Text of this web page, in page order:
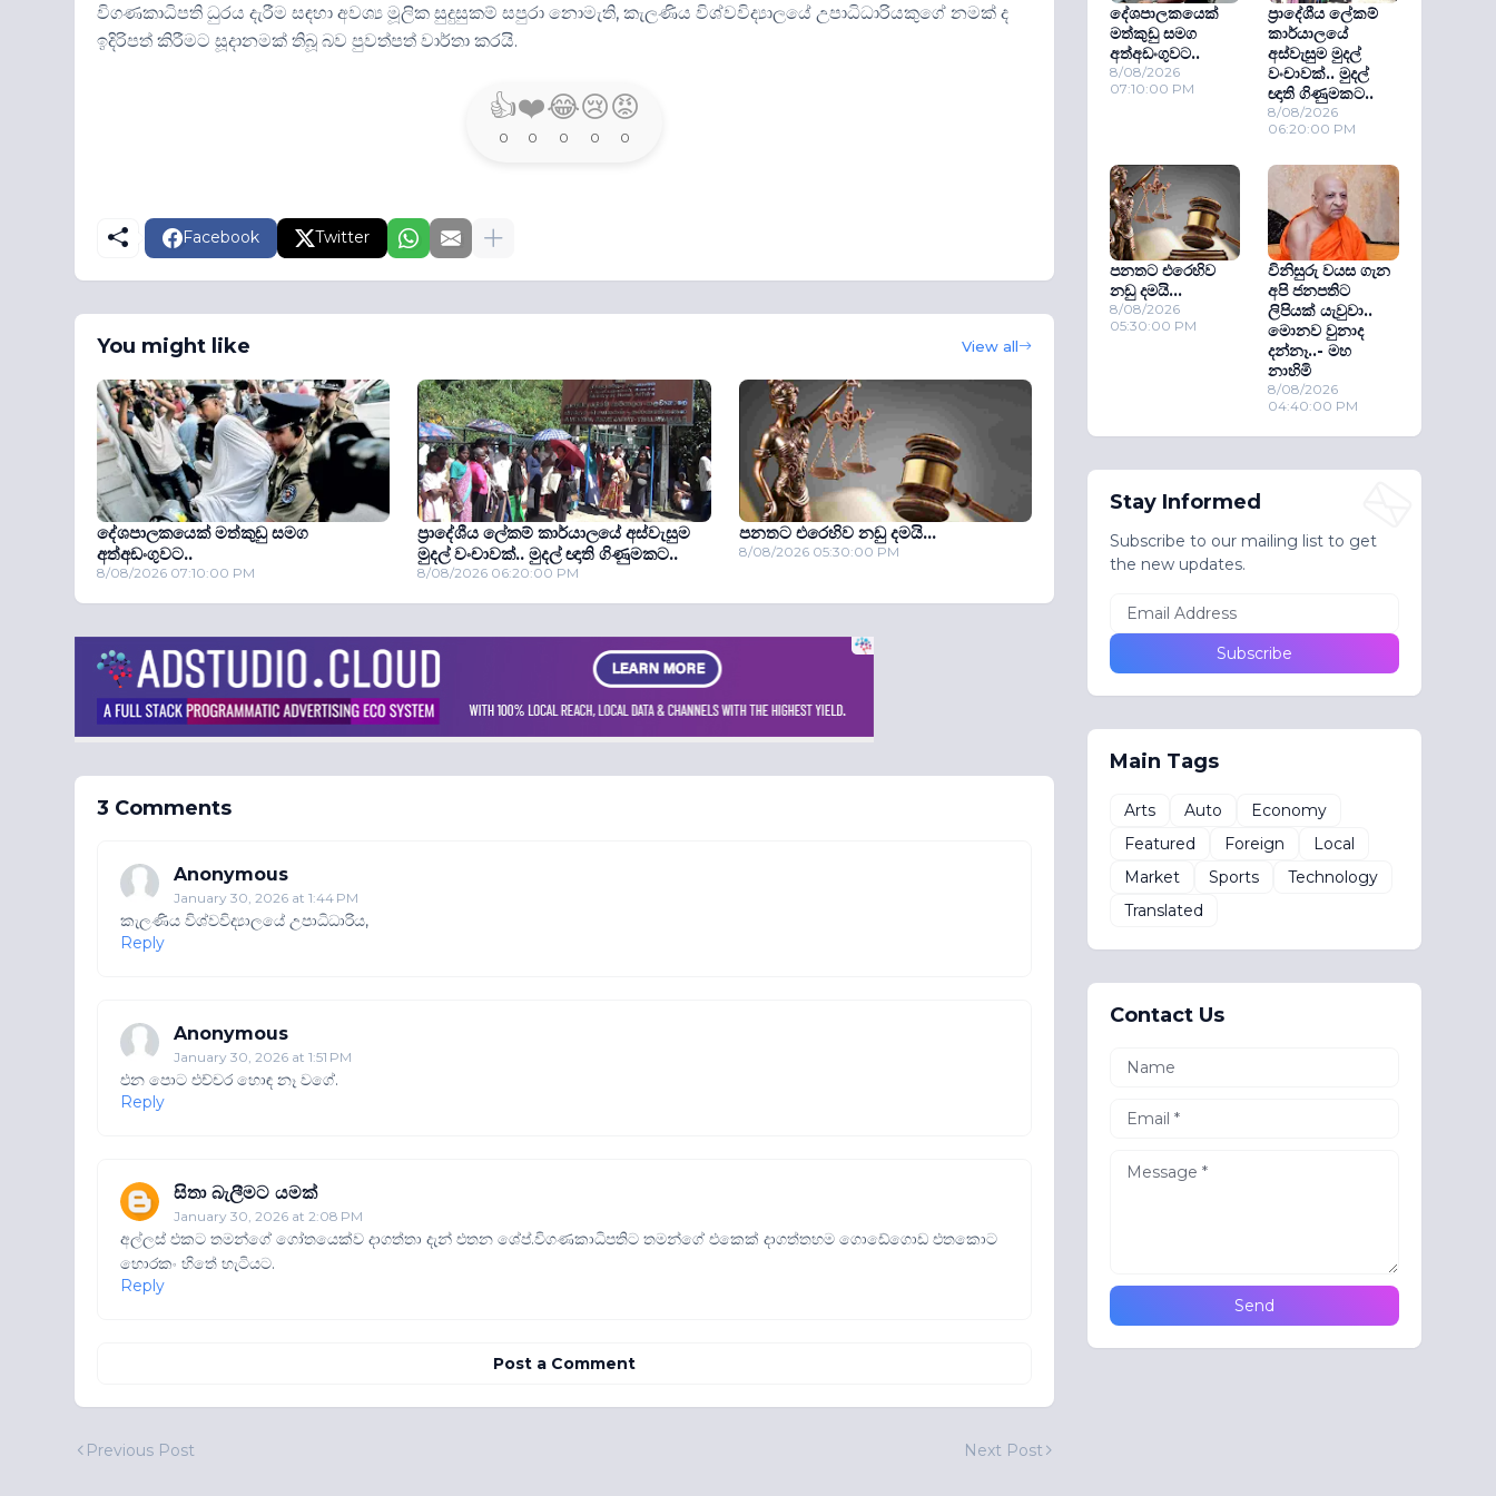
විගණකාධිපති ධුරය දැරීම සඳහා අවශ්‍ය මූලික සුදුසුකම් සපුරා නොමැති, කැලණිය විශ්වවිද්‍යාලයේ උපාධිධාරියකුගේ නමක් ද
ඉදිරිපත් කිරීමට සූදානමක් තිබූ බව පුවත්පත් වාර්තා කරයි.
👍
0
❤️
0
😂
0
😢
0
😡
0
Facebook Twitter
You might like View all
දේශපාලකයෙක් මත්කුඩු සමග
අත්අඩංගුවට..
8/08/2026 07:10:00 PM
ප්‍රාදේශීය ලේකම් කාර්යාලයේ අස්වැසුම
මුදල් වංචාවක්.. මුදල් ඥාති ගිණුමකට..
8/08/2026 06:20:00 PM
පනතට එරෙහිව නඩු දමයි...
8/08/2026 05:30:00 PM
3 Comments
Anonymous
January 30, 2026 at 1:44 PM
කැලණිය විශ්වවිද්‍යාලයේ උපාධිධාරිය,
Reply
Anonymous
January 30, 2026 at 1:51 PM
එන පොට එච්චර හොඳ නෑ වගේ.
Reply
සිතා බැලීමට යමක්
January 30, 2026 at 2:08 PM
අල්ලස් එකට තමන්ගේ ගෝතයෙක්ව දාගත්තා දැන් එතන ශේප්.විගණකාධිපතිට තමන්ගේ එකෙක් දාගත්තහම ගොඩේගොඩ එතකොට
හොරකං හිතේ හැටියට.
Reply
Post a Comment
Previous Post Next Post
දේශපාලකයෙක්
මත්කුඩු සමග
අත්අඩංගුවට..
8/08/2026
07:10:00 PM
ප්‍රාදේශීය ලේකම්
කාර්යාලයේ
අස්වැසුම මුදල්
වංචාවක්.. මුදල්
ඥාති ගිණුමකට..
8/08/2026
06:20:00 PM
පනතට එරෙහිව
නඩු දමයි...
8/08/2026
05:30:00 PM
විනිසුරු වයස ගැන
අපි ජනපතිට
ලිපියක් යැවුවා..
මොනව වුනාද
දන්නෑ..- මහ
නාහිමි
8/08/2026
04:40:00 PM
Stay Informed
Subscribe to our mailing list to get
the new updates.
Main Tags
Arts Auto
Economy
Featured
Foreign
Local
Market
Sports
Technology
Translated
Contact Us